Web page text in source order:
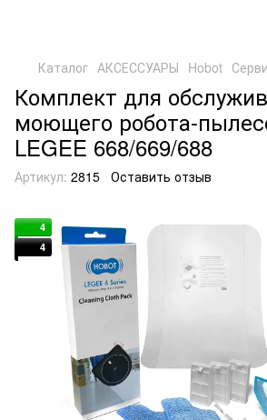
Каталог АКСЕССУАРЫ Hobot
Комплект для
моющего робота-
LEGEE 668/669/688
Артикул: 2815 Оставить отзыв
4
4